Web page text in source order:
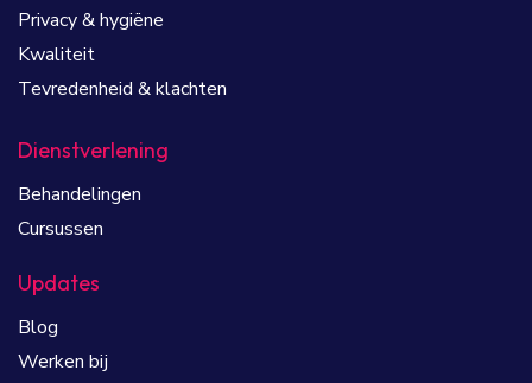
Privacy & hygiëne
Kwaliteit
Tevredenheid & klachten
Dienstverlening
Behandelingen
Cursussen
Updates
Blog
Werken bij